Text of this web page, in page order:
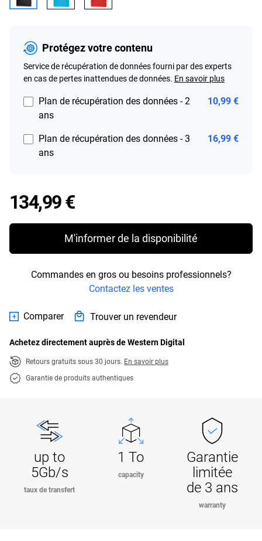
Protégez votre contenu
Service de récupération de données fourni par des experts
en cas de pertes inattendues de données. En savoir plus
Plan de récupération des données - 2
ans
10,99 €
Plan de récupération des données - 3
ans
16,99 €
134,99 €Price 134,99 €
M'informer de la disponibilité
Commandes en gros ou besoins professionnels?
Contactez les ventes
Comparer Trouver un revendeur
Achetez directement auprès de Western Digital
Retours gratuits sous 30 jours. En savoir plus
Garantie de produits authentiques
up to
5Gb/s
taux de transfert
1 To
capacity
Garantie
limitée
de 3 ans
warranty